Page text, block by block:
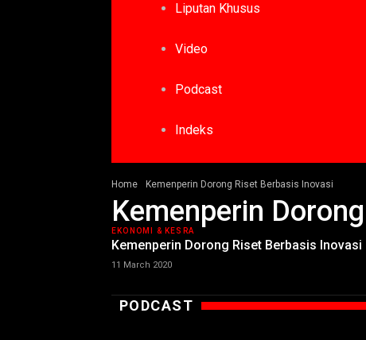
Liputan Khusus
Video
Podcast
Indeks
Home Kemenperin Dorong Riset Berbasis Inovasi
Kemenperin
EKONOMI & KESRA
Kemenperin Dorong Riset Berbasis Inovasi
11 March 2020
PODCAST